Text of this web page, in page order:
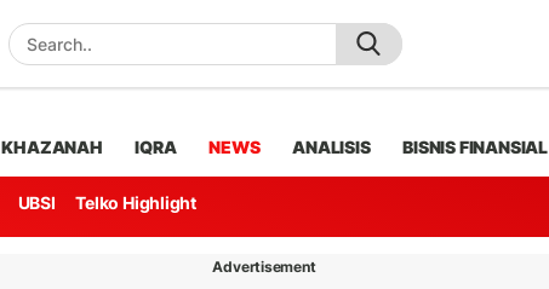
KHAZANAH IQRA NEWS ANALISIS BISNIS FINANSIAL
UBSI Telko Highlight
Advertisement